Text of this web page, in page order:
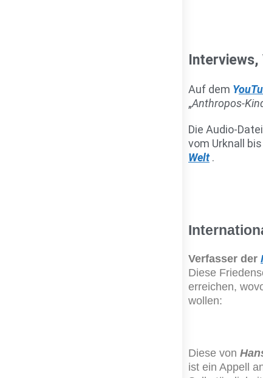
Auf dem Y
„Anthropos-
Die Audio-
vom Urknall
Welt.
Verfasser der
Diese
erreichen,
wollen:
Diese von
ist ein Appell